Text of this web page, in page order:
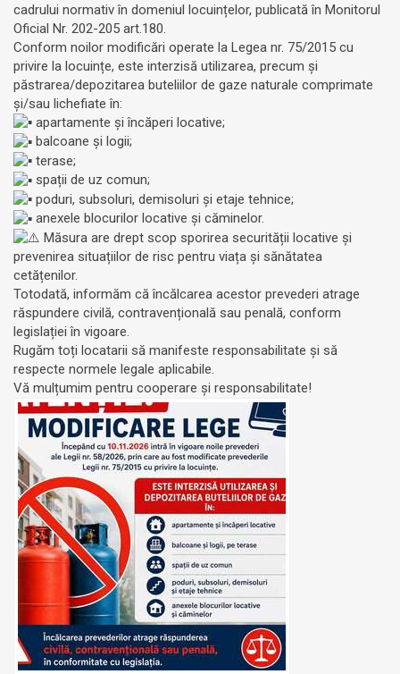
cadrului normativ în domeniul locuințelor, publicată în Monitorul
Oficial Nr. 202-205 art.180.
Conform noilor modificări operate la Legea nr. 75/2015 cu
privire la locuințe, este interzisă utilizarea, precum și
păstrarea/depozitarea buteliilor de gaze naturale comprimate
și/sau lichefiate în:
apartamente și încăperi locative;
balcoane și logii;
terase;
spații de uz comun;
poduri, subsoluri, demisoluri și etaje tehnice;
anexele blocurilor locative și căminelor.
Măsura are drept scop sporirea securității locative și
prevenirea situațiilor de risc pentru viața și sănătatea
cetățenilor.
Totodată, informăm că încălcarea acestor prevederi atrage
răspundere civilă, contravențională sau penală, conform
legislației în vigoare.
Rugăm toți locatarii să manifeste responsabilitate și să
respecte normele legale aplicabile.
Vă mulțumim pentru cooperare și responsabilitate!